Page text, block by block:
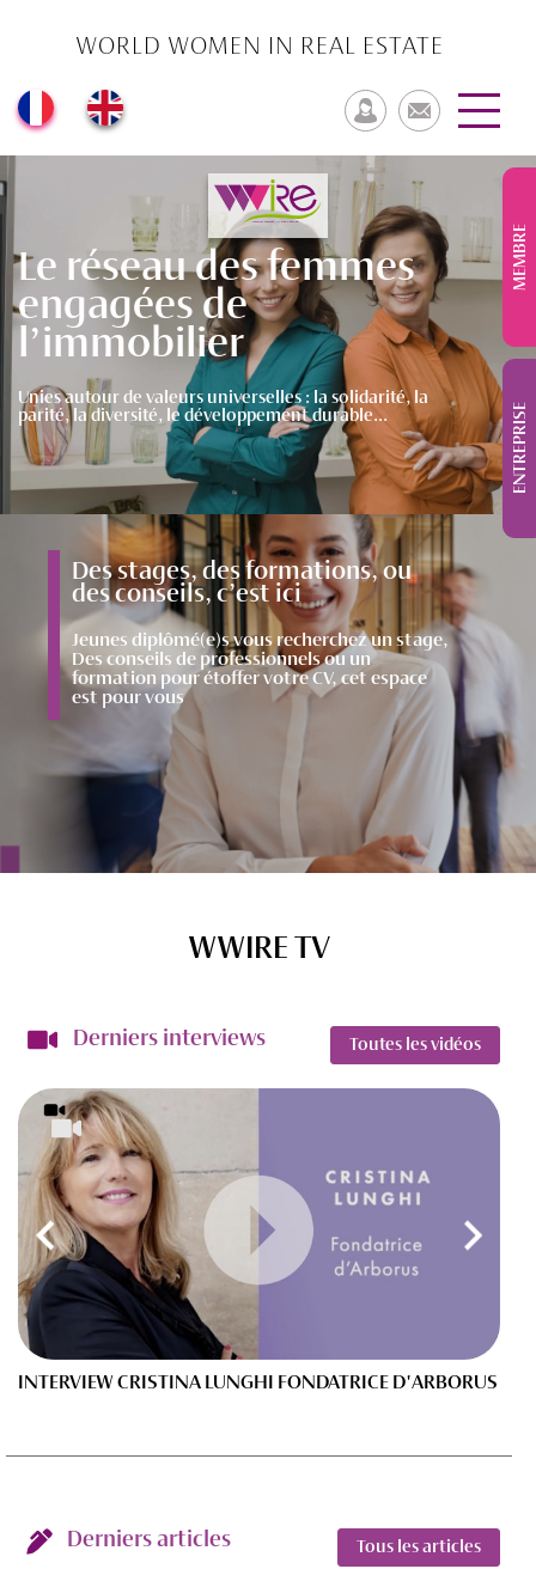
ENTREPRISE
MEMBRE
WORLD WOMEN IN REAL ESTATE
Le réseau des femmes
engagées de
l’immobilier
Unies autour de valeurs universelles : la solidarité, la
parité, la diversité, le développement durable...
Des stages, des formations, ou
des conseils, c’est ici
Jeunes diplômé(e)s vous recherchez un stage,
Des conseils de professionnels ou un
formation pour étoffer votre CV, cet espace
est pour vous
WWIRE TV
Derniers interviews Toutes les vidéos
INTERVIEW CRISTINA LUNGHI FONDATRICE D'ARBORUS
Derniers articles Tous les articles